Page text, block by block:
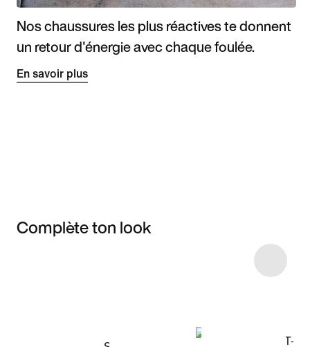
Nos chaussures les plus réactives te donnent
un retour d'énergie avec chaque foulée.
En savoir plus
Complète ton look